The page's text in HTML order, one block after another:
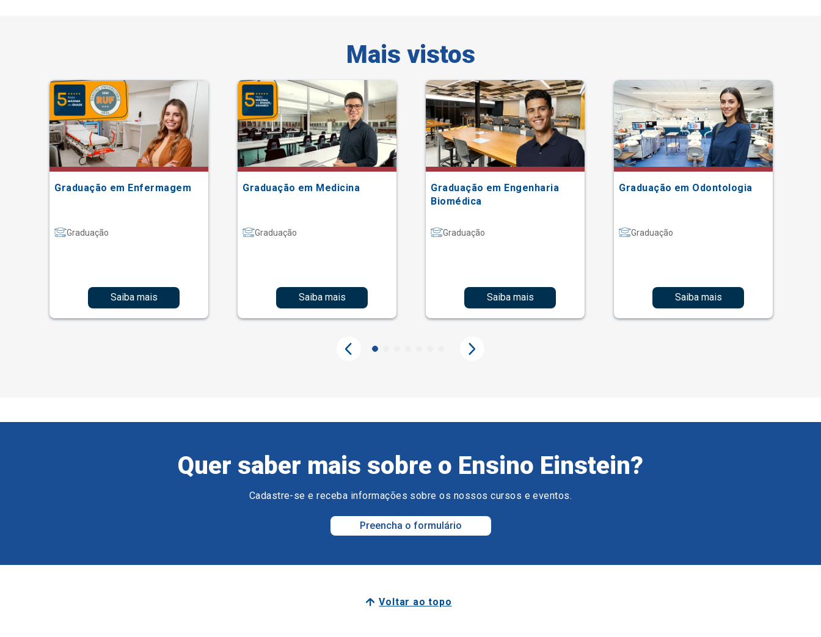
Mais vistos
Graduação em Enfermagem
Graduação
Saiba mais
Graduação em Medicina
Graduação
Saiba mais
Graduação em Engenharia
Biomédica
Graduação
Saiba mais
Graduação em Odontologia
Graduação
Saiba mais
Quer saber mais sobre o Ensino Einstein?
Cadastre-se e receba informações sobre os nossos cursos e eventos.
Preencha o formulário
Voltar ao topo